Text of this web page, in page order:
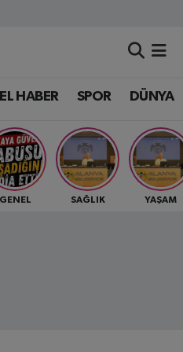
HABER SPOR DÜNYA
GENEL SAĞLIK YAŞAM
Haritası